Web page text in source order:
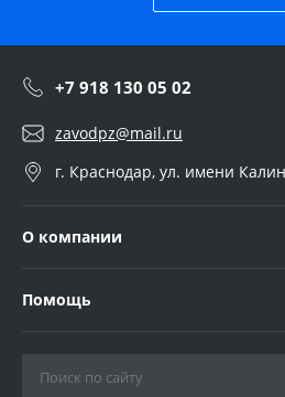
+7 918 130 05 02
zavodpz@mail.ru
г. Краснодар, ул. имени
О компании
Помощь